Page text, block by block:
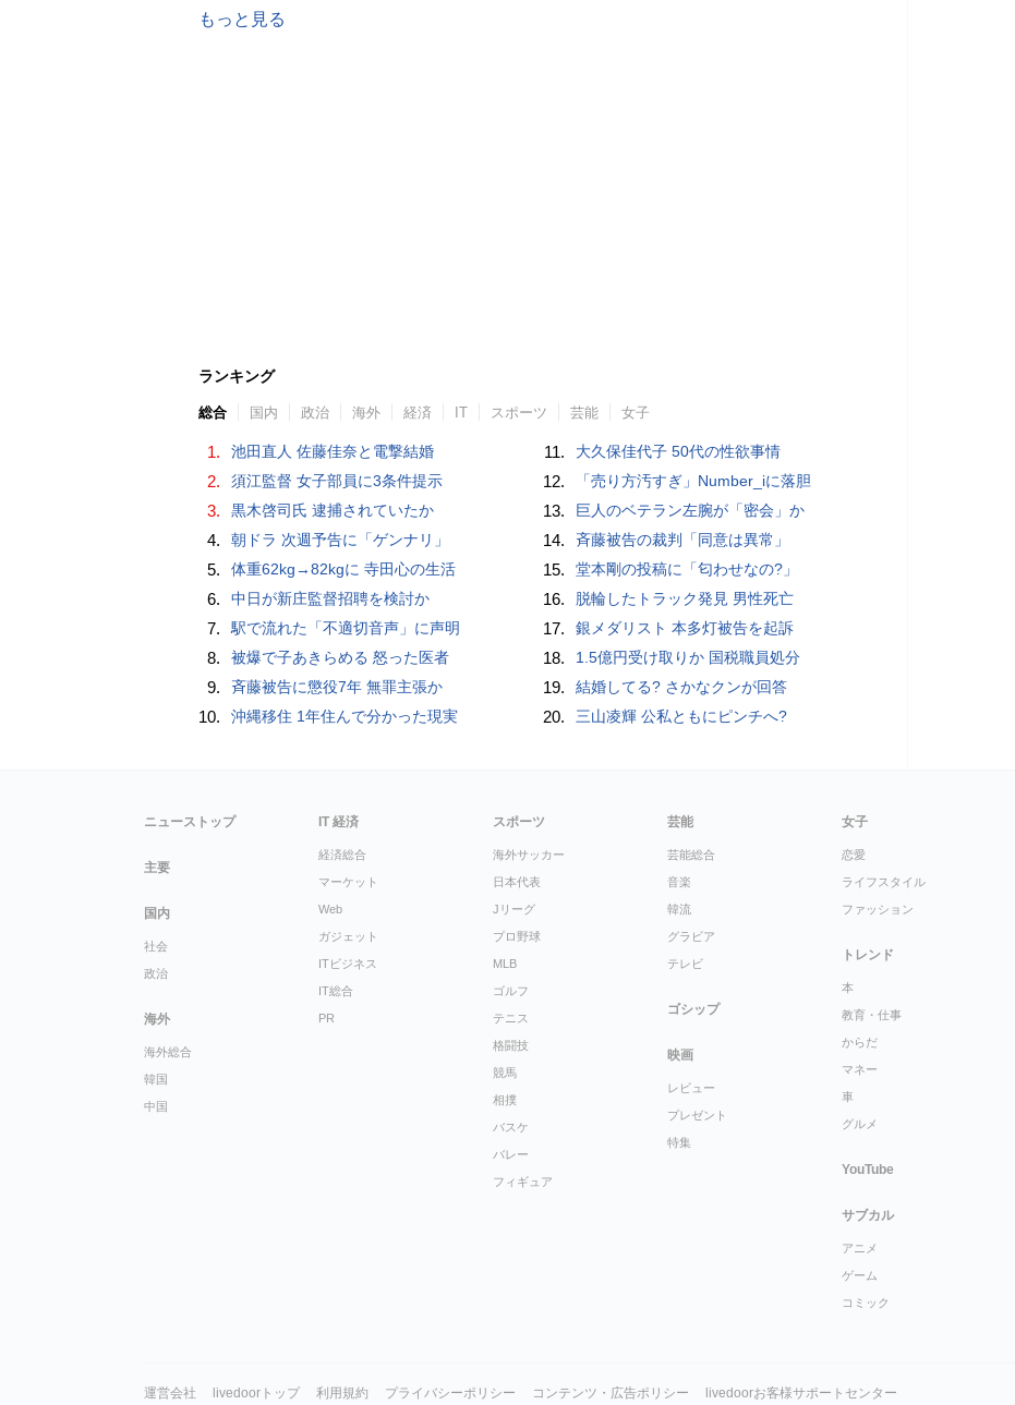
もっと見る
ランキング
総合 国内 政治 海外 経済 IT スポーツ 芸能 女子
1. 池田直人 佐藤佳奈と電撃結婚
2. 須江監督 女子部員に3条件提示
3. 黒木啓司氏 逮捕されていたか
4. 朝ドラ 次週予告に「ゲンナリ」
5. 体重62kg→82kgに 寺田心の生活
6. 中日が新庄監督招聘を検討か
7. 駅で流れた「不適切音声」に声明
8. 被爆で子あきらめる 怒った医者
9. 斉藤被告に懲役7年 無罪主張か
10. 沖縄移住 1年住んで分かった現実
11. 大久保佳代子 50代の性欲事情
12. 「売り方汚すぎ」Number_iに落胆
13. 巨人のベテラン左腕が「密会」か
14. 斉藤被告の裁判「同意は異常」
15. 堂本剛の投稿に「匂わせなの?」
16. 脱輪したトラック発見 男性死亡
17. 銀メダリスト 本多灯被告を起訴
18. 1.5億円受け取りか 国税職員処分
19. 結婚してる? さかなクンが回答
20. 三山凌輝 公私ともにピンチへ?
ニューストップ
主要
国内
社会
政治
海外
海外総合
韓国
中国
IT 経済
経済総合
マーケット
Web
ガジェット
ITビジネス
IT総合
PR
スポーツ
海外サッカー
日本代表
Jリーグ
プロ野球
MLB
ゴルフ
テニス
格闘技
競馬
相撲
バスケ
バレー
フィギュア
芸能
芸能総合
音楽
韓流
グラビア
テレビ
ゴシップ
映画
レビュー
プレゼント
特集
女子
恋愛
ライフスタイル
ファッション
トレンド
本
教育・仕事
からだ
マネー
車
グルメ
YouTube
サブカル
アニメ
ゲーム
コミック
運営会社 livedoorトップ 利用規約 プライバシーポリシー コンテンツ・広告ポリシー livedoorお客様サポートセンター